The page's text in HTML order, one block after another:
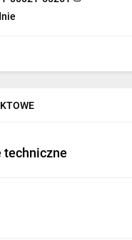
techniczne